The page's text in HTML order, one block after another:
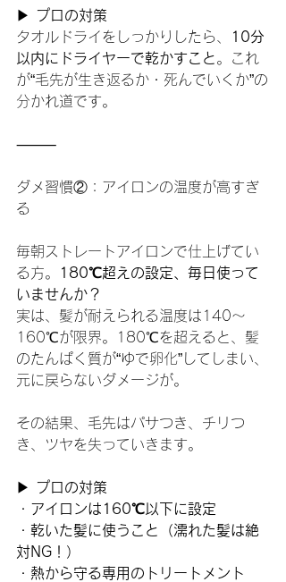
▶
プロの対策
タオルドライをしっかりしたら、
10分
以内にドライヤーで乾かすこと。これ
が“毛先が生き返るか・死んでいくか”の
分かれ道です。
⸻
ダメ習慣②：アイロンの温度が高すぎ
る
毎朝ストレートアイロンで仕上げてい
る方。
180℃超えの設定、毎日使って
いませんか？
実は、髪が耐えられる温度は140〜
160℃が限界。180℃を超えると、髪
のたんぱく質が“ゆで卵化”してしまい、
元に戻らないダメージが。
その結果、毛先はパサつき、チリつ
き、ツヤを失っていきます。
▶
プロの対策
・ アイロンは160℃以下に設定
・ 乾いた髪に使うこと（濡れた髪は絶
対NG！）
・ 熱から守る専用のトリートメント